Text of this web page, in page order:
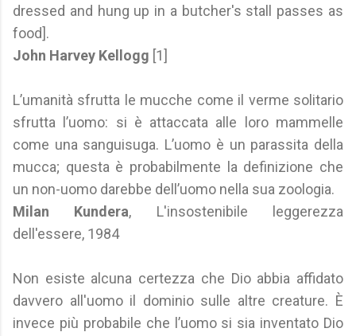
dressed and hung up in a butcher's stall passes as
food].
John Harvey Kellogg [1]
L’umanità sfrutta le mucche come il verme solitario
sfrutta l’uomo: si è attaccata alle loro mammelle
come una sanguisuga. L’uomo è un parassita della
mucca; questa è probabilmente la definizione che
un non-uomo darebbe dell’uomo nella sua zoologia.
Milan Kundera, L'insostenibile leggerezza
dell'essere, 1984
Non esiste alcuna certezza che Dio abbia affidato
davvero all'uomo il dominio sulle altre creature. È
invece più probabile che l’uomo si sia inventato Dio